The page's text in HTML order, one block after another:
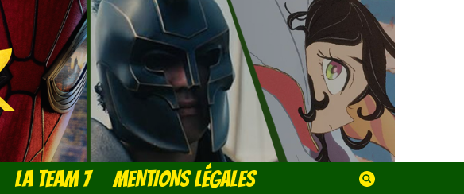
LA TEAM 7 MENTIONS LÉGALES